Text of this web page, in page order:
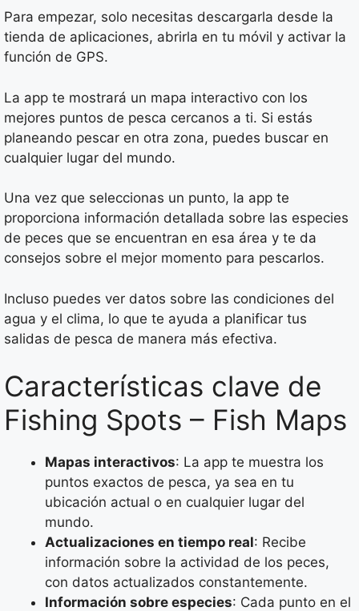
Para empezar, solo necesitas descargarla desde la
tienda de aplicaciones, abrirla en tu móvil y activar la
función de GPS.
La app te mostrará un mapa interactivo con los
mejores puntos de pesca cercanos a ti. Si estás
planeando pescar en otra zona, puedes buscar en
cualquier lugar del mundo.
Una vez que seleccionas un punto, la app te
proporciona información detallada sobre las especies
de peces que se encuentran en esa área y te da
consejos sobre el mejor momento para pescarlos.
Incluso puedes ver datos sobre las condiciones del
agua y el clima, lo que te ayuda a planificar tus
salidas de pesca de manera más efectiva.
Características clave de
Fishing Spots – Fish Maps
Mapas interactivos: La app te muestra los
puntos exactos de pesca, ya sea en tu
ubicación actual o en cualquier lugar del
mundo.
Actualizaciones en tiempo real: Recibe
información sobre la actividad de los peces,
con datos actualizados constantemente.
Información sobre especies: Cada punto en el